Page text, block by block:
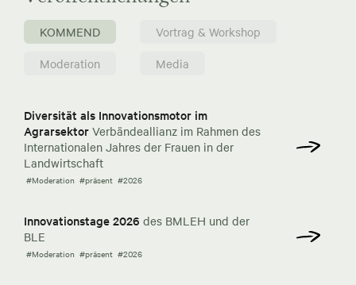
KOMMEND
Vortrag & Workshop
Moderation
Media
Diversität als Innovationsmotor im
Agrarsektor Verbändeallianz im Rahmen des
Internationalen Jahres der Frauen in der
Landwirtschaft
#Moderation #präsent #2026
Innovationstage 2026 des BMLEH und der
BLE
#Moderation #präsent #2026